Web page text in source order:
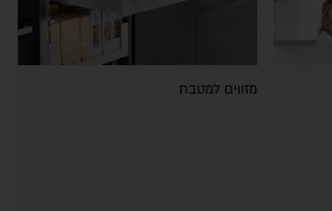
מזווים למטבח